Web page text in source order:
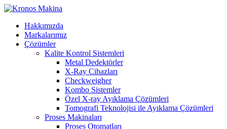
Hakkımızda
Markalarımız
Çözümler
Kalite Kontrol Sistemleri
Metal Dedektörler
X-Ray Cihazları
Checkweigher
Kombo Sistemler
Özel X-ray Ayıklama Çözümleri
Tomografi Teknolojisi ile Ayıklama Çözümleri
Proses Makinaları
Proses Otomatları